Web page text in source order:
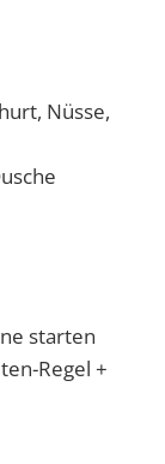
Nüsse,
starten
Regel +